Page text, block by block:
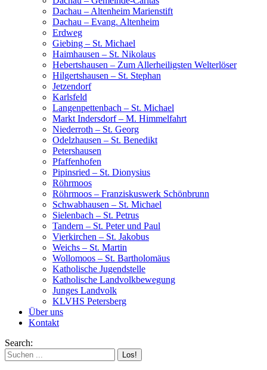
Dachau – Altenheim Marienstift
Dachau – Evang. Altenheim
Erdweg
Giebing – St. Michael
Haimhausen – St. Nikolaus
Hebertshausen – Zum Allerheiligsten Welterlöser
Hilgertshausen – St. Stephan
Jetzendorf
Karlsfeld
Langenpettenbach – St. Michael
Markt Indersdorf – M. Himmelfahrt
Niederroth – St. Georg
Odelzhausen – St. Benedikt
Petershausen
Pfaffenhofen
Pipinsried – St. Dionysius
Röhrmoos
Röhrmoos – Franziskuswerk Schönbrunn
Schwabhausen – St. Michael
Sielenbach – St. Petrus
Tandern – St. Peter und Paul
Vierkirchen – St. Jakobus
Weichs – St. Martin
Wollomoos – St. Bartholomäus
Katholische Jugendstelle
Katholische Landvolkbewegung
Junges Landvolk
KLVHS Petersberg
Über uns
Kontakt
Search: